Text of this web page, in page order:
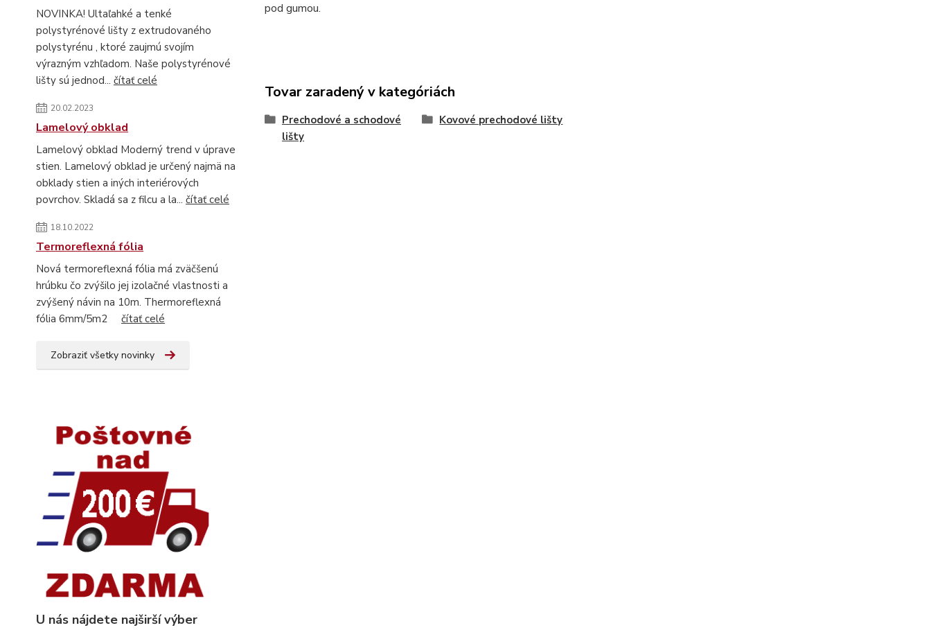
NOVINKA! Ultaľahké a tenké
polystyrénové lišty z extrudovaného
polystyrénu , ktoré zaujmú svojím
výrazným vzhľadom. Naše polystyrénové
lišty sú jednod... čítať celé
20.02.2023
Lamelový obklad
Lamelový obklad Moderný trend v úprave
stien. Lamelový obklad je určený najmä na
obklady stien a iných interiérových
povrchov. Skladá sa z filcu a la... čítať celé
18.10.2022
Termoreflexná fólia
Nová termoreflexná fólia má zväčšenú
hrúbku čo zvýšilo jej izolačné vlastnosti a
zvýšený návin na 10m. Thermoreflexná
fólia 6mm/5m2 čítať celé
Zobraziť všetky novinky
U nás nájdete najširší výber
pod gumou.
Tovar zaradený v kategóriách
Prechodové a schodové
lišty
Kovové prechodové lišty